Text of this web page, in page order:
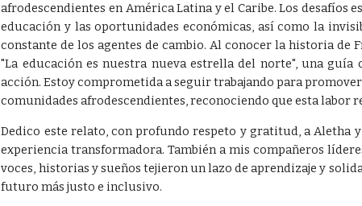
afrodescendientes en América Latina y el Caribe. Los
educación y las oportunidades económicas, así como la
constante de los agentes de cambio. Al conocer la historia
"La educación es nuestra nueva estrella del norte", una
acción. Estoy comprometida a seguir trabajando para
comunidades afrodescendientes, reconociendo que esta labor
Dedico este relato, con profundo respeto y gratitud, a Aletha
experiencia transformadora. También a mis compañeros
voces, historias y sueños tejieron un lazo de aprendizaje y
futuro más justo e inclusivo.